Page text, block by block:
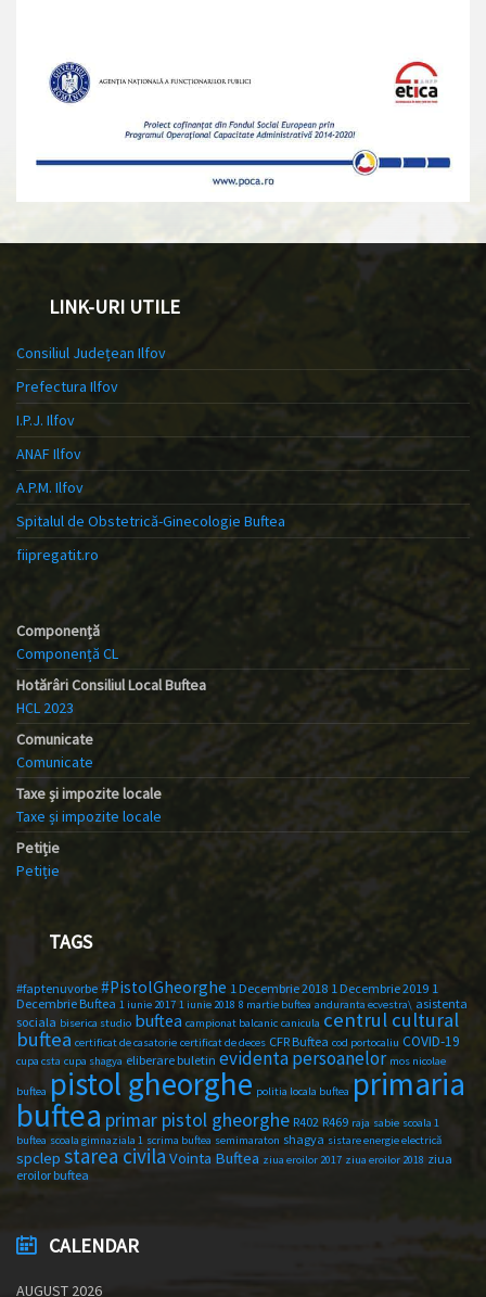
LINK-URI UTILE
Consiliul Județean Ilfov
Prefectura Ilfov
I.P.J. Ilfov
ANAF Ilfov
A.P.M. Ilfov
Spitalul de Obstetrică-Ginecologie Buftea
fiipregatit.ro
Componență
Componență CL
Hotărâri Consiliul Local Buftea
HCL 2023
Comunicate
Comunicate
Taxe și impozite locale
Taxe și impozite locale
Petiție
Petiție
TAGS
#faptenuvorbe #PistolGheorghe 1 Decembrie 2018 1 Decembrie 2019 1
Decembrie Buftea 1 iunie 2017 1 iunie 2018 8 martie buftea anduranta ecvestra\ asistenta
sociala biserica studio buftea campionat balcanic canicula centrul cultural
buftea certificat de casatorie certificat de deces CFR Buftea cod portocaliu COVID-19
cupa csta cupa shagya eliberare buletin evidenta persoanelor mos nicolae
buftea pistol gheorghe politia locala buftea primaria
buftea primar pistol gheorghe R402 R469 raja sabie scoala 1
buftea scoala gimnaziala 1 scrima buftea semimaraton shagya sistare energie electrică
spclep starea civila Vointa Buftea ziua eroilor 2017 ziua eroilor 2018 ziua
eroilor buftea
CALENDAR
AUGUST 2026